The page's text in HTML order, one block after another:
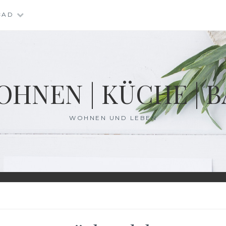
| KÜCHE |
WOHNEN UND LEBEN